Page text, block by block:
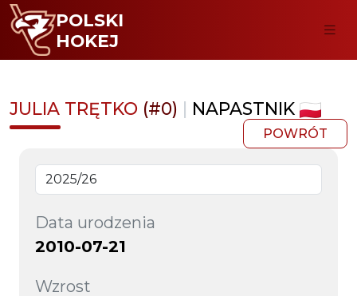
POLSKI
HOKEJ
JULIA TRĘTKO (#0) | NAPASTNIK
POWRÓT
Data urodzenia
2010-07-21
Wzrost